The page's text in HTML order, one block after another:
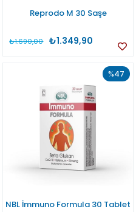
Reprodo M 30 Saşe
₺1.349,90
₺1.690,00
NBL İmmuno Formula 30 Tablet
%47